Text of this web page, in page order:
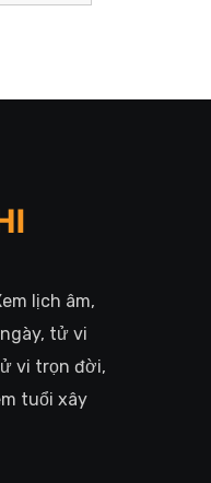
lịch âm,
tử vi
vi trọn đời,
tuổi xây